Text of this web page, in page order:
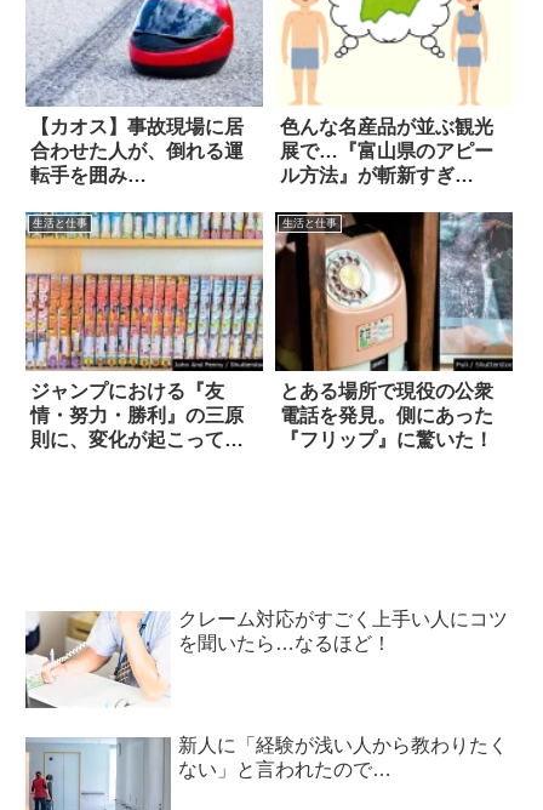
【カオス】事故現場に居
合わせた人が、倒れる運
転手を囲み…
色んな名産品が並ぶ観光
展で…『富山県のアピー
ル方法』が斬新すぎ
生活と仕事
ジャンプにおける『友
情・努力・勝利』の三原
則に、変化が起こってい
生活と仕事
とある場所で現役の公衆
電話を発見。側にあった
『フリップ』に驚いた！
クレーム対応がすごく上手い人にコツ
を聞いたら…なるほど！
新人に「経験が浅い人から教わりたく
ない」と言われたので…